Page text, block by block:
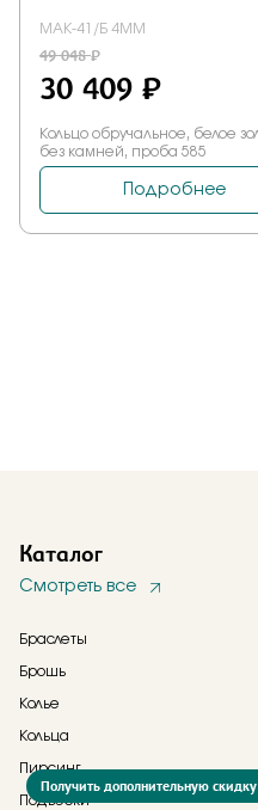
Каталог
Смотреть все
Браслеты
Брошь
Колье
Кольца
Пирсинг
Подвески
Получить дополнительную скидку